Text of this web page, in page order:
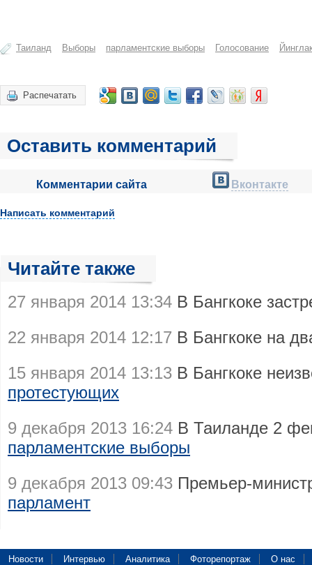
Таиланд Выборы парламентские выборы Голосование
Распечатать
Оставить комментарий
Комментарии сайта Вконтакте
Написать комментарий
Читайте также
27 января 2014 13:34 В Бангкоке
22 января 2014 12:17 В Бангкоке на
15 января 2014 13:13 В Бангкоке
протестующих
9 декабря 2013 16:24 В Таиланде 2
парламентские выборы
9 декабря 2013 09:43 Премьер-
парламент
Новости Интервью Аналитика Фоторепортаж О нас